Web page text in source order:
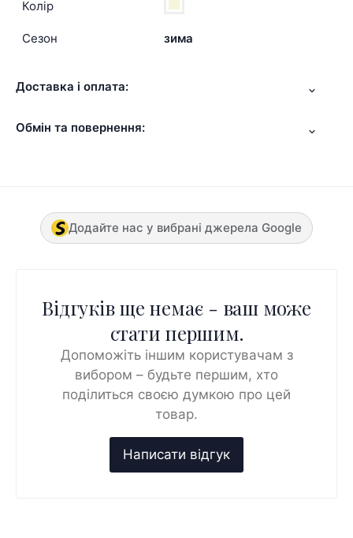
Колір
Сезон зима
Доставка і оплата:
Обмін та повернення:
Додайте нас у вибрані джерела Google
Відгуків ще немає - ваш може
стати першим.
Допоможіть іншим користувачам з
вибором – будьте першим, хто
поділиться своєю думкою про цей
товар.